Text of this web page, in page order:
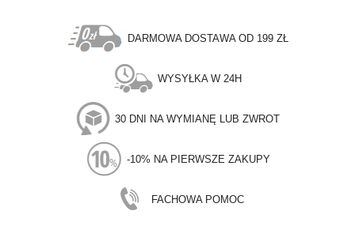
DARMOWA DOSTAWA OD 199 ZŁ
WYSYŁKA W 24H
30 DNI NA WYMIANĘ LUB ZWROT
-10% NA PIERWSZE ZAKUPY
FACHOWA POMOC